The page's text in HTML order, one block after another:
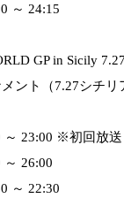
～ 24:15
GP in Sicily
ント（7.27シチリ
～ 23:00 ※初回放送
～ 26:00
～ 22:30